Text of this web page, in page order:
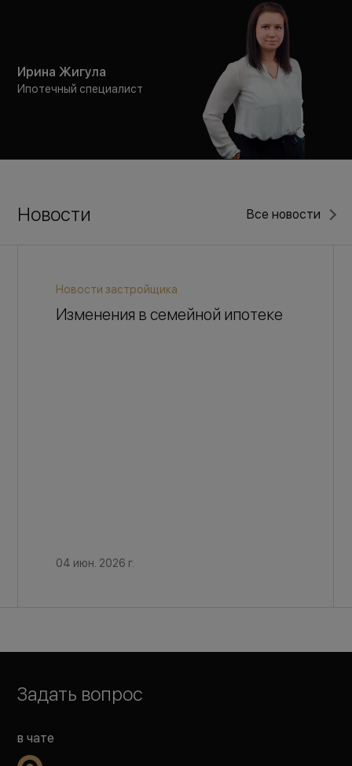
Ирина Жигула
Ипотечный специалист
Новости Все новости
Новости застройщика
Изменения в семейной ипотеке
04 июн. 2026 г.
Задать вопрос
в чате